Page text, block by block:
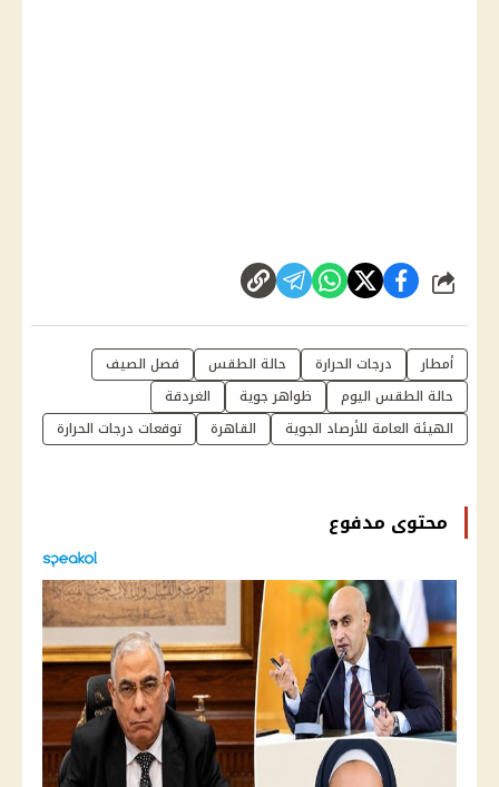
شارك
أمطار درجات الحرارة حالة الطقس
فصل الصيف
حالة الطقس اليوم
ظواهر جوية
الغردقة
الهيئة العامة للأرصاد الجوية
القاهرة توقعات درجات الحرارة
محتوى مدفوع